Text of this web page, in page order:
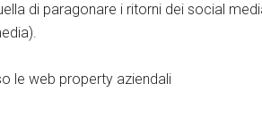
di paragonare i ritorni dei social
le web property aziendali